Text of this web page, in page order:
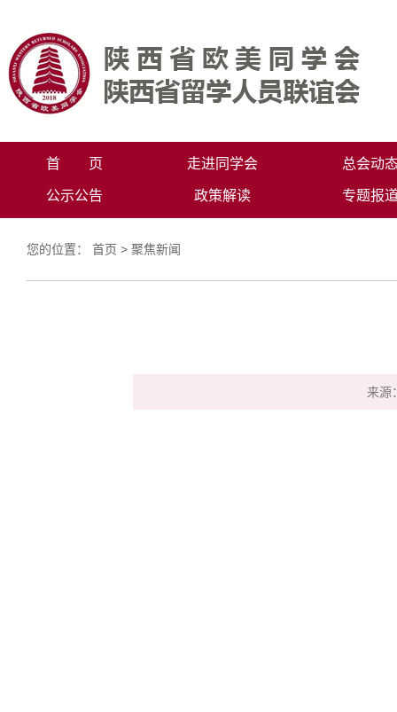
首 页 走进同学会 总会动
公示公告 政策解读 专题报
您的位置： 首页 > 聚焦新闻
来源